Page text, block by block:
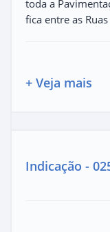
toda a
fica entre as
+ Veja mais
Indicação -